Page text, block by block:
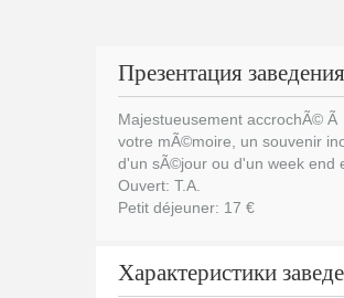
Презентация заведения
Majestueusement accrochÃ©
votre mÃ©moire, un souvenir
d'un sÃ©jour ou d'un week end
Ouvert: T.A.
Petit déjeuner: 17 €
Характеристики